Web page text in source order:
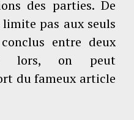
des parties. De
pas aux seuls
entre deux
lors, on peut
du fameux article